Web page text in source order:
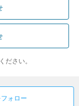
ださい。
ォロー